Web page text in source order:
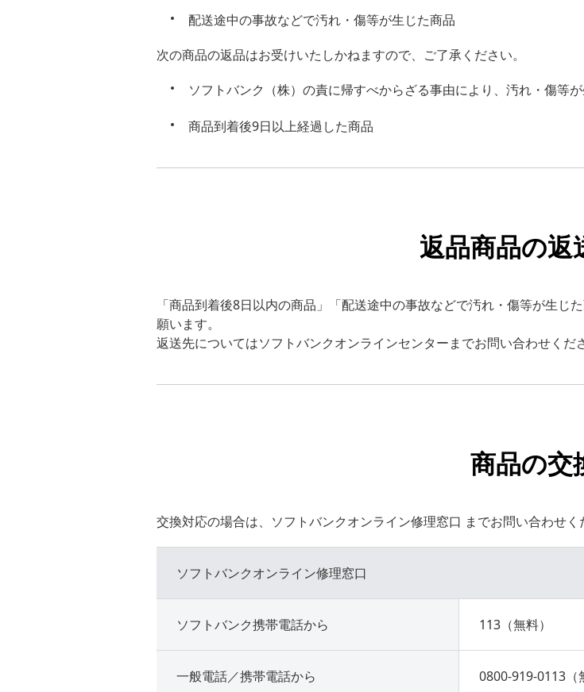
配送途中の事故などで汚れ・傷等が生じた商品
次の商品の返品はお受けいたしかねますので、ご了承ください。
ソフトバンク（株）の責に帰すべからざる事由により、汚れ・傷等
商品到着後9日以上経過した商品
返品商品の返
「商品到着後8日以内の商品」「配送途中の事故などで汚れ・傷等が生
願います。
返送先についてはソフトバンクオンラインセンターまでお問い合わせくださ
商品の交
交換対応の場合は、ソフトバンクオンライン修理窓口 までお問い合わせく
ソフトバンクオンライン修理窓口
ソフトバンク携帯電話から 113（無料）
一般電話／携帯電話から 0800-919-0113（